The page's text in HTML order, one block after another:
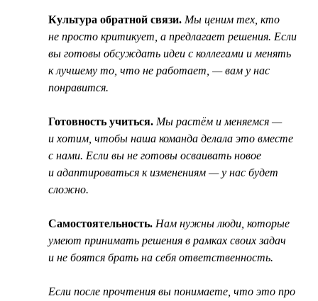
Культура обратной связи. Мы ценим тех, кто
не просто критикует, а предлагает решения. Если
вы готовы обсуждать идеи с коллегами и менять
к лучшему то, что не работает, — вам у нас
понравится.
Готовность учиться. Мы растём и меняемся —
и хотим, чтобы наша команда делала это вместе
с нами. Если вы не готовы осваивать новое
и адаптироваться к изменениям — у нас будет
сложно.
Самостоятельность. Нам нужны люди, которые
умеют принимать решения в рамках своих задач
и не боятся брать на себя ответственность.
Если после прочтения вы понимаете, что это про